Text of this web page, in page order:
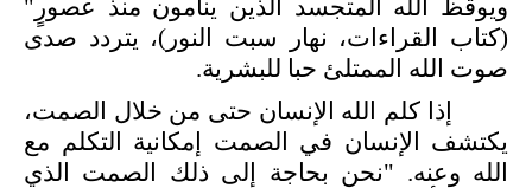
ويوقظ الله المتجسد الذين ينامون منذ عصورٍ"
(كتاب القراءات، نهار سبت النور)، يتردد صدى
صوت الله الممتلئ حبا للبشرية.
إذا كلم الله الإنسان حتى من خلال الصمت،
يكتشف الإنسان في الصمت إمكانية التكلم مع
الله وعنه. "نحن بحاجة إلى ذلك الصمت الذي